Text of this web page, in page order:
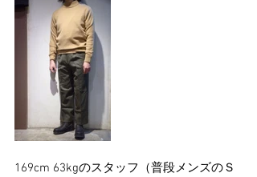
169cm 63kgのスタッフ（普段メンズのＳ